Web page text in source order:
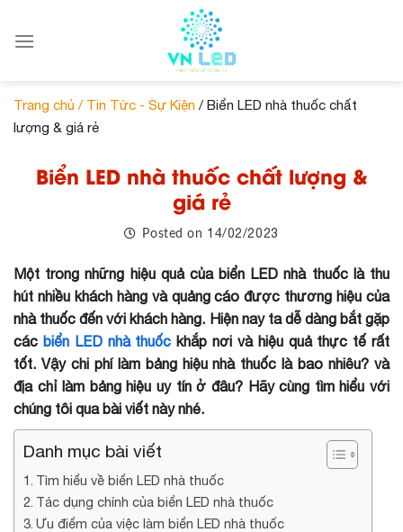
Trang chủ / Tin Tức - Sự Kiện / Biển LED nhà thuốc chất
lượng & giá rẻ
Biển LED nhà thuốc chất lượng &
giá rẻ
Posted on 14/02/2023
Một trong những hiệu quả của biển LED nhà thuốc là thu
hút nhiều khách hàng và quảng cáo được thương hiệu của
nhà thuốc đến với khách hàng. Hiện nay ta dễ dàng bắt gặp
các biển LED nhà thuốckhắp nơi và hiệu quả thực tế rất
tốt. Vậy chi phí làm bảng hiệu nhà thuốc là bao nhiêu? và
địa chỉ làm bảng hiệu uy tín ở đâu? Hãy cùng tìm hiểu với
chúng tôi qua bài viết này nhé.
Danh mục bài viết
Tìm hiểu về biển LED nhà thuốc
Tác dụng chính của biển LED nhà thuốc
Ưu điểm của việc làm biển LED nhà thuốc